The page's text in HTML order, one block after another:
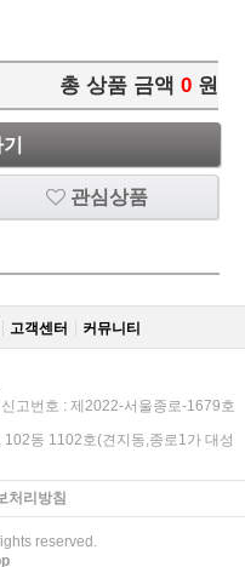
총 상품 금액 0 원
관심상품
고객센터 커뮤니티
고번호 : 제2022-서울종로-1679호
동 1102호(견지동,종로1가 대성
처리방침
reserved.